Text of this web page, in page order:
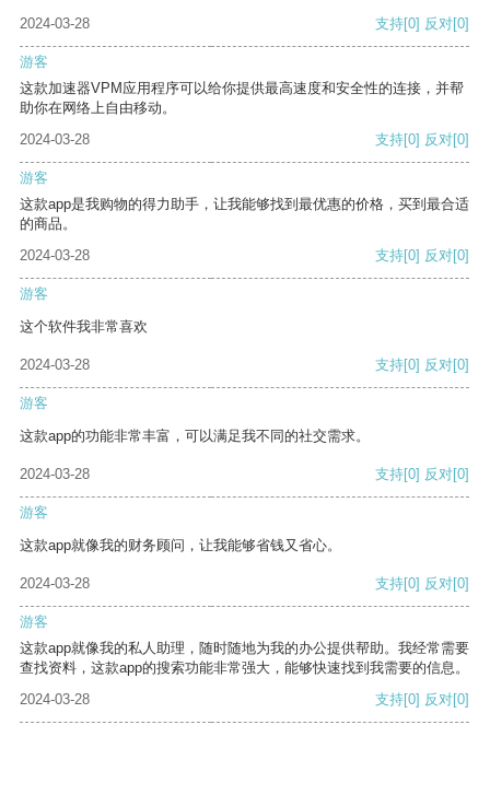
2024-03-28 支持[0] 反对[0]
游客
这款加速器VPM应用程序可以给你提供最高速度和安全性的连接，并帮
助你在网络上自由移动。
2024-03-28
支持[0] 反对[0]
游客
这款app是我购物的得力助手，让我能够找到最优惠的价格，买到最合适
的商品。
2024-03-28
支持[0] 反对[0]
游客
这个软件我非常喜欢
2024-03-28 支持[0] 反对[0]
游客
这款app的功能非常丰富，可以满足我不同的社交需求。
2024-03-28 支持[0] 反对[0]
游客
这款app就像我的财务顾问，让我能够省钱又省心。
2024-03-28 支持[0] 反对[0]
游客
这款app就像我的私人助理，随时随地为我的办公提供帮助。我经常需要
查找资料，这款app的搜索功能非常强大，能够快速找到我需要的信息。
2024-03-28
支持[0] 反对[0]